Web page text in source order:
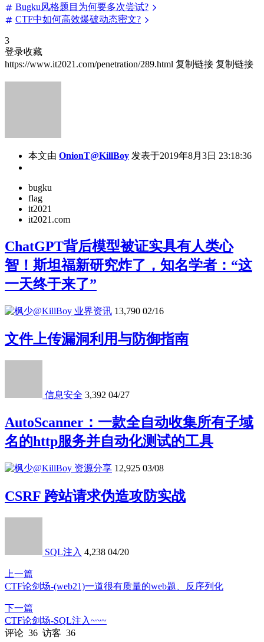
Bugku风格题目为何要多次尝试?
CTF中如何高效爆破动态密文?
3
登录收藏
https://www.it2021.com/penetration/289.html 复制链接 复制链接
本文由 OnionT@KillBoy 发表于2019年8月3日 23:18:36
bugku
flag
it2021
it2021.com
ChatGPT背后模型被证实具有人类心
智！斯坦福新研究炸了，知名学者：“这
一天终于来了”
业界资讯 13,790 02/16
文件上传漏洞利用与防御指南
信息安全 3,392 04/27
AutoScanner：一款全自动收集所有子域
名的http服务并自动化测试的工具
资源分享 12,925 03/08
CSRF 跨站请求伪造攻防实战
SQL注入 4,238 04/20
上一篇
CTF论剑场-(web21)一道很有质量的web题、反序列化
下一篇
CTF论剑场-SQL注入~~~
评论 36 访客 36